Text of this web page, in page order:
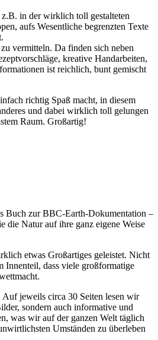
in der wirklich toll gestalteten
aufs Wesentliche begrenzten Texte
vermitteln. Da finden sich neben
kreative Handarbeiten,
ist reichlich, bunt gemischt
richtig Spaß macht, in diesem
und dabei wirklich toll gelungen
Raum. Großartig!
Buch zur BBC-Earth-Dokumentation –
die Natur auf ihre ganz eigene Weise
etwas Großartiges geleistet. Nicht
Innenteil, dass viele großformatige
Auf jeweils circa 30 Seiten lesen wir
sondern auch informative und
was wir auf der ganzen Welt täglich
Umständen zu überleben